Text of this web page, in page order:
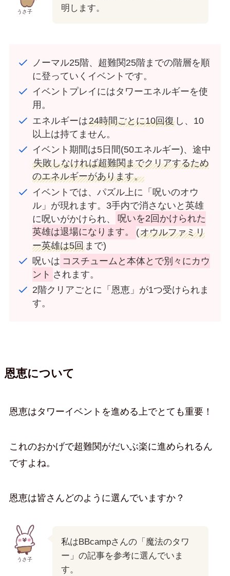
うさ子
明します。
ノーマル25階、超難関25階までの階層を順
に登っていくイベントです。
イベントプレイにはタワーエネルギーを使
用。
エネルギーは24時間ごとに10回復し、10
以上は持てません。
イベント期間は5日間(50エネルギー)、途中
失敗しなければ超難関までクリアするため
のエネルギーがあります。
イベントでは、パズル上に「呪いのオウ
ル」が現れます。3手内で消さないと英雄
に呪いがかけられ、
呪いを2回かけられた
英雄は退場になります。
(オウルファミリ
ー英雄は5回まで)
呪いは コスチュームと本体とで別々にカウ
ント されます。
2階クリアごとに「恩恵」が1つ受けられま
す。
恩恵について
恩恵はタワーイベントを進める上でとても重要！
これのおかげで超難関がだいぶ楽に進められるん
ですよね。
恩恵は皆さんどのように選んでいますか？
うさ子
私はBBcampさんの「魔法のタワ
ー」の記事を参考に選んでいま
す。